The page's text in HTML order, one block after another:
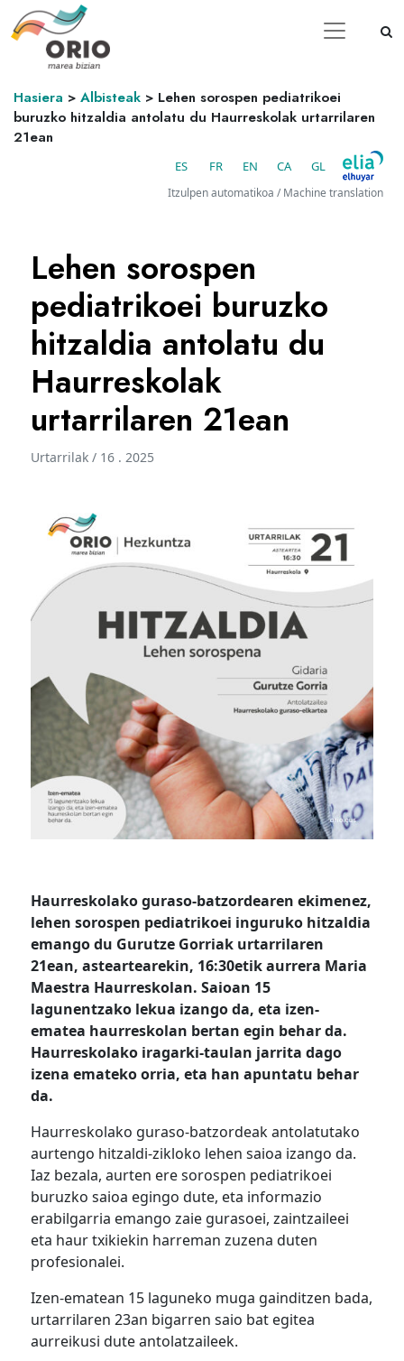
Hasiera > Albisteak > Lehen sorospen pediatrikoei
buruzko hitzaldia antolatu du Haurreskolak urtarrilaren
21ean
ES FR EN CA GL
Itzulpen automatikoa / Machine translation
Lehen sorospen
pediatrikoei buruzko
hitzaldia antolatu du
Haurreskolak
urtarrilaren 21ean
Urtarrilak / 16 . 2025
Haurreskolako guraso-batzordearen ekimenez,
lehen sorospen pediatrikoei inguruko hitzaldia
emango du Gurutze Gorriak urtarrilaren
21ean, asteartearekin, 16:30etik aurrera Maria
Maestra Haurreskolan. Saioan 15
lagunentzako lekua izango da, eta izen-
ematea haurreskolan bertan egin behar da.
Haurreskolako iragarki-taulan jarrita dago
izena emateko orria, eta han apuntatu behar
da.
Haurreskolako guraso-batzordeak antolatutako
aurtengo hitzaldi-zikloko lehen saioa izango da.
Iaz bezala, aurten ere sorospen pediatrikoei
buruzko saioa egingo dute, eta informazio
erabilgarria emango zaie gurasoei, zaintzaileei
eta haur txikiekin harreman zuzena duten
profesionalei.
Izen-ematean 15 laguneko muga gainditzen bada,
urtarrilaren 23an bigarren saio bat egitea
aurreikusi dute antolatzaileek.